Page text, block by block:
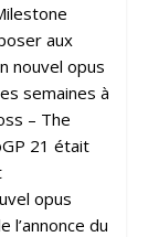
aux
nouvel opus
semaines à
– The
21 était
opus
l’annonce du